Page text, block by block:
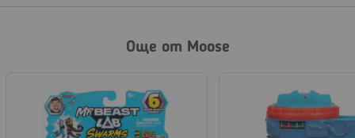
Още от Moose